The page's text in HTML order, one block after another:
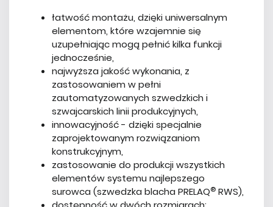
łatwość montażu, dzięki uniwersalnym
elementom, które wzajemnie się
uzupełniając mogą pełnić kilka funkcji
jednocześnie,
najwyższa jakość wykonania, z
zastosowaniem w pełni
zautomatyzowanych szwedzkich i
szwajcarskich linii produkcyjnych,
innowacyjność - dzięki specjalnie
zaprojektowanym rozwiązaniom
konstrukcyjnym,
zastosowanie do produkcji wszystkich
elementów systemu najlepszego
surowca (szwedzka blacha PRELAQ® RWS),